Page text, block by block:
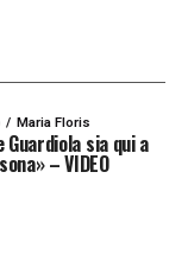
Maria Floris
sia qui a
– VIDEO